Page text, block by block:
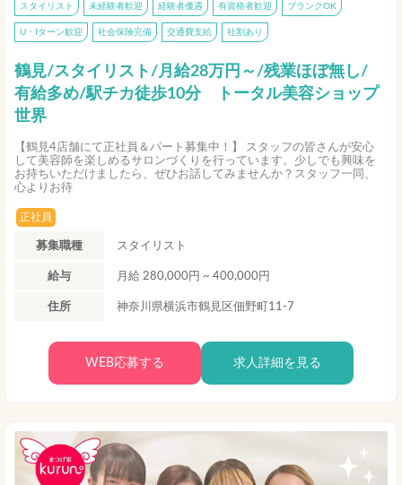
スタイリスト 未経験者歓迎 経験者優遇 有資格者歓迎 ブランクOK
U・Iターン歓迎 社会保険完備 交通費支給 社割あり
鶴見/スタイリスト/月給28万円～/残業ほぼ無し/
有給多め/駅チカ徒歩10分 トータル美容ショップ
世界
【鶴見4店舗にて正社員＆パート募集中！】 スタッフの皆さんが安心
して美容師を楽しめるサロンづくりを行っています。少しでも興味を
お持ちいただけましたら、ぜひお話してみませんか？スタッフ一同、
心よりお待
正社員
募集職種 スタイリスト
給与 月給 280,000円 ~ 400,000円
住所 神奈川県横浜市鶴見区佃野町11-7
WEB応募する 求人詳細を見る